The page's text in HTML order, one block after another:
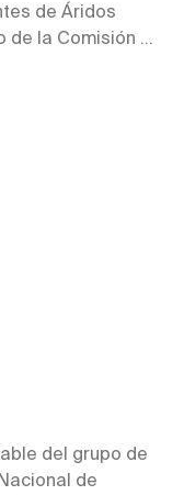
de Áridos
de la Comisión ...
del grupo de
de